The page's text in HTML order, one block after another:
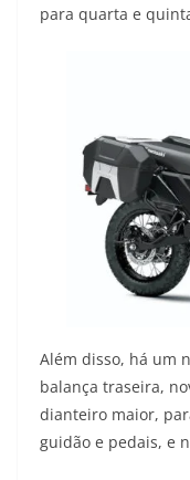
para quarta e
Além disso, há um
balança traseira,
dianteiro maior,
guidão e pedais, e